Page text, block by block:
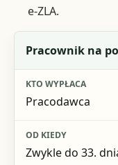
e-ZLA.
Sytuacja
Kto wypłaca
Pracownik na
Pracodawca
Zwykle do 33.